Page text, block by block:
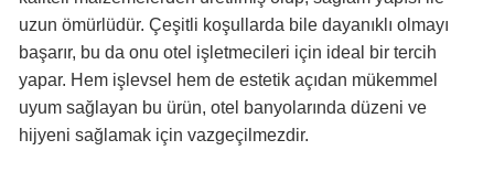
uzun ömürlüdür. Çeşitli koşullarda bile dayanıklı olmayı
başarır, bu da onu otel işletmecileri için ideal bir tercih
yapar. Hem işlevsel hem de estetik açıdan mükemmel
uyum sağlayan bu ürün, otel banyolarında düzeni ve
hijyeni sağlamak için vazgeçilmezdir.